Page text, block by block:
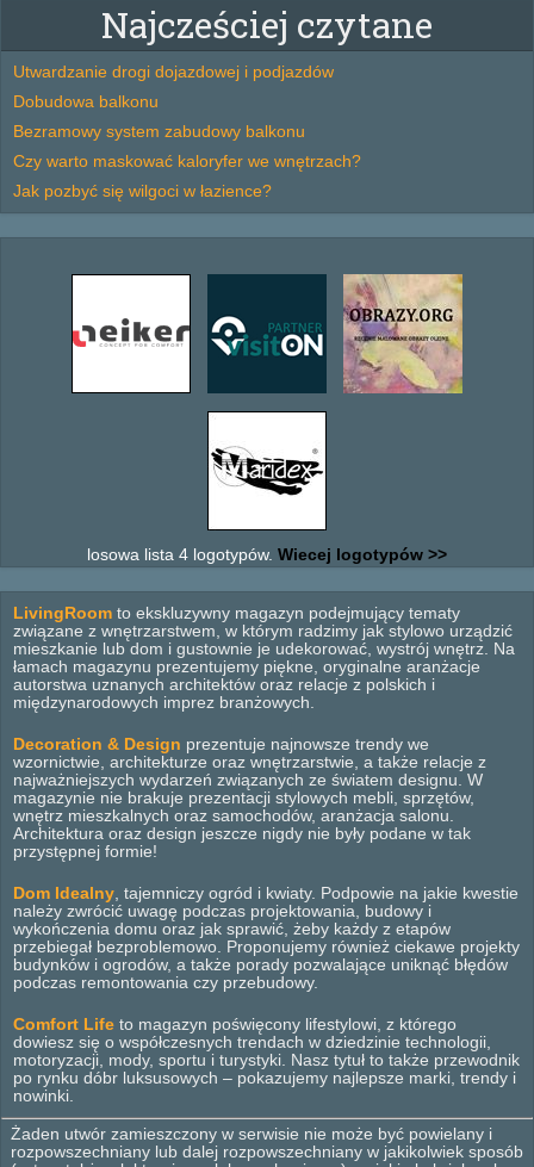
Najcześciej czytane
Utwardzanie drogi dojazdowej i podjazdów
Dobudowa balkonu
Bezramowy system zabudowy balkonu
Czy warto maskować kaloryfer we wnętrzach?
Jak pozbyć się wilgoci w łazience?
losowa lista 4 logotypów. Wiecej logotypów >>
LivingRoom to ekskluzywny magazyn podejmujący tematy
związane z wnętrzarstwem, w którym radzimy jak stylowo urządzić
mieszkanie lub dom i gustownie je udekorować, wystrój wnętrz. Na
łamach magazynu prezentujemy piękne, oryginalne aranżacje
autorstwa uznanych architektów oraz relacje z polskich i
międzynarodowych imprez branżowych.
Decoration & Design prezentuje najnowsze trendy we
wzornictwie, architekturze oraz wnętrzarstwie, a także relacje z
najważniejszych wydarzeń związanych ze światem designu. W
magazynie nie brakuje prezentacji stylowych mebli, sprzętów,
wnętrz mieszkalnych oraz samochodów, aranżacja salonu.
Architektura oraz design jeszcze nigdy nie były podane w tak
przystępnej formie!
Dom Idealny , tajemniczy ogród i kwiaty. Podpowie na jakie kwestie
należy zwrócić uwagę podczas projektowania, budowy i
wykończenia domu oraz jak sprawić, żeby każdy z etapów
przebiegał bezproblemowo. Proponujemy również ciekawe projekty
budynków i ogrodów, a także porady pozwalające uniknąć błędów
podczas remontowania czy przebudowy.
Comfort Life to magazyn poświęcony lifestylowi, z którego
dowiesz się o współczesnych trendach w dziedzinie technologii,
motoryzacji, mody, sportu i turystyki. Nasz tytuł to także przewodnik
po rynku dóbr luksusowych – pokazujemy najlepsze marki, trendy i
nowinki.
Żaden utwór zamieszczony w serwisie nie może być powielany i
rozpowszechniany lub dalej rozpowszechniany w jakikolwiek sposób